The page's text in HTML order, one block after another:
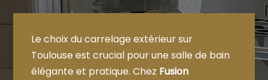
Le choix du carrelage extérieur sur
Toulouse est crucial pour une salle de bain
élégante et pratique. Chez Fusion